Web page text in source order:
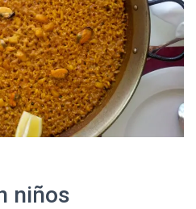
niños